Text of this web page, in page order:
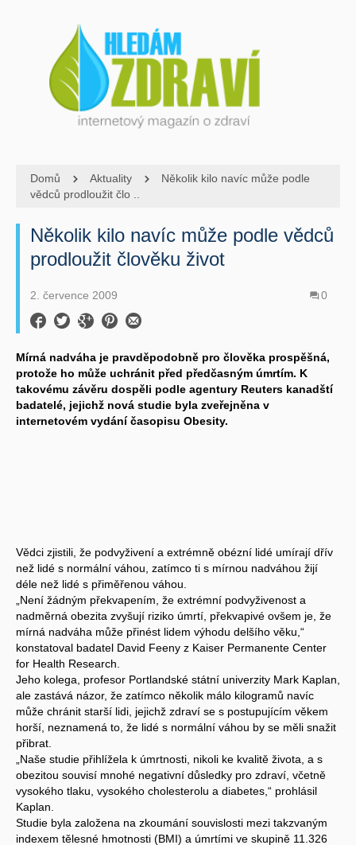
Domů Aktuality
Několik kilo navíc může podle
vědců prodloužit člo ..
Několik kilo navíc může podle vědců
prodloužit člověku život
2. července 2009 0
Mírná nadváha je pravděpodobně pro člověka prospěšná,
protože ho může uchránit před předčasným úmrtím. K
takovému závěru dospěli podle agentury Reuters kanadští
badatelé, jejichž nová studie byla zveřejněna v
internetovém vydání časopisu Obesity.
Vědci zjistili, že podvyživení a extrémně obézní lidé umírají dřív
než lidé s normální váhou, zatímco ti s mírnou nadváhou žijí
déle než lidé s přiměřenou váhou.
„Není žádným překvapením, že extrémní podvyživenost a
nadměrná obezita zvyšují riziko úmrtí, překvapivé ovšem je, že
mírná nadváha může přinést lidem výhodu delšího věku,“
konstatoval badatel David Feeny z Kaiser Permanente Center
for Health Research.
Jeho kolega, profesor Portlandské státní univerzity Mark Kaplan,
ale zastává názor, že zatímco několik málo kilogramů navíc
může chránit starší lidi, jejichž zdraví se s postupujícím věkem
horší, neznamená to, že lidé s normální váhou by se měli snažit
přibrat.
„Naše studie přihlížela k úmrtnosti, nikoli ke kvalitě života, a s
obezitou souvisí mnohé negativní důsledky pro zdraví, včetně
vysokého tlaku, vysokého cholesterolu a diabetes,“ prohlásil
Kaplan.
Studie byla založena na zkoumání souvislosti mezi takzvaným
indexem tělesné hmotnosti (BMI) a úmrtími ve skupině 11.326